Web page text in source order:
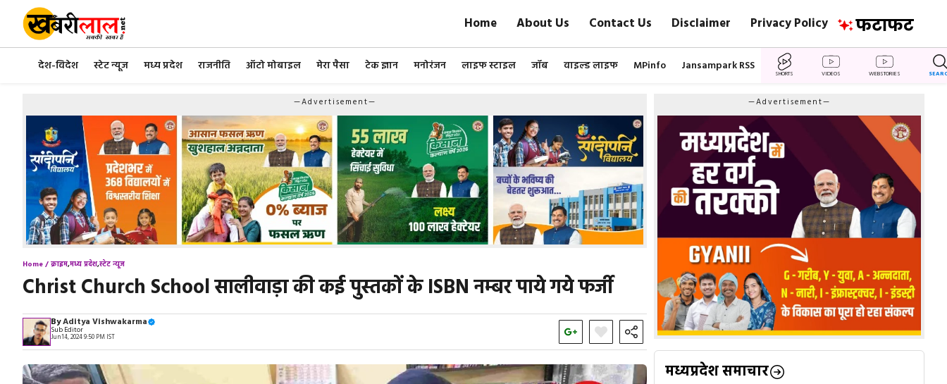
content
Home About Us Contact Us Disclaimer Privacy Policy
देश-विदेश स्टेट न्यूज मध्य प्रदेश राजनीति ऑटो मोबाइल मेरा पैसा टेक ज्ञान मनोरंजन लाइफ स्टाइल जॉब वाइल्ड लाइफ MPinfo Jansampark RSS
SHORTS VIDEOS WEBSTORIES
—Advertisement—
Home /क्राइम,मध्य प्रदेश,स्टेट न्यूज
Christ Church School सालीवाड़ा की कई पुस्तकों के ISBN नम्बर पाये गये फर्जी
ByAditya Vishwakarma
Sub Editor
Jun 14, 2024 9:50 PM IST
—Advertisement—
मध्यप्रदेश समाचार